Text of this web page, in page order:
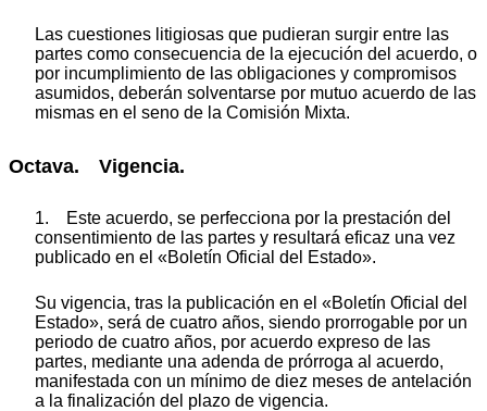
Las cuestiones litigiosas que pudieran surgir entre las
partes como consecuencia de la ejecución del acuerdo, o
por incumplimiento de las obligaciones y compromisos
asumidos, deberán solventarse por mutuo acuerdo de las
mismas en el seno de la Comisión Mixta.
Octava. Vigencia.
1. Este acuerdo, se perfecciona por la prestación del
consentimiento de las partes y resultará eficaz una vez
publicado en el «Boletín Oficial del Estado».
Su vigencia, tras la publicación en el «Boletín Oficial del
Estado», será de cuatro años, siendo prorrogable por un
periodo de cuatro años, por acuerdo expreso de las
partes, mediante una adenda de prórroga al acuerdo,
manifestada con un mínimo de diez meses de antelación
a la finalización del plazo de vigencia.